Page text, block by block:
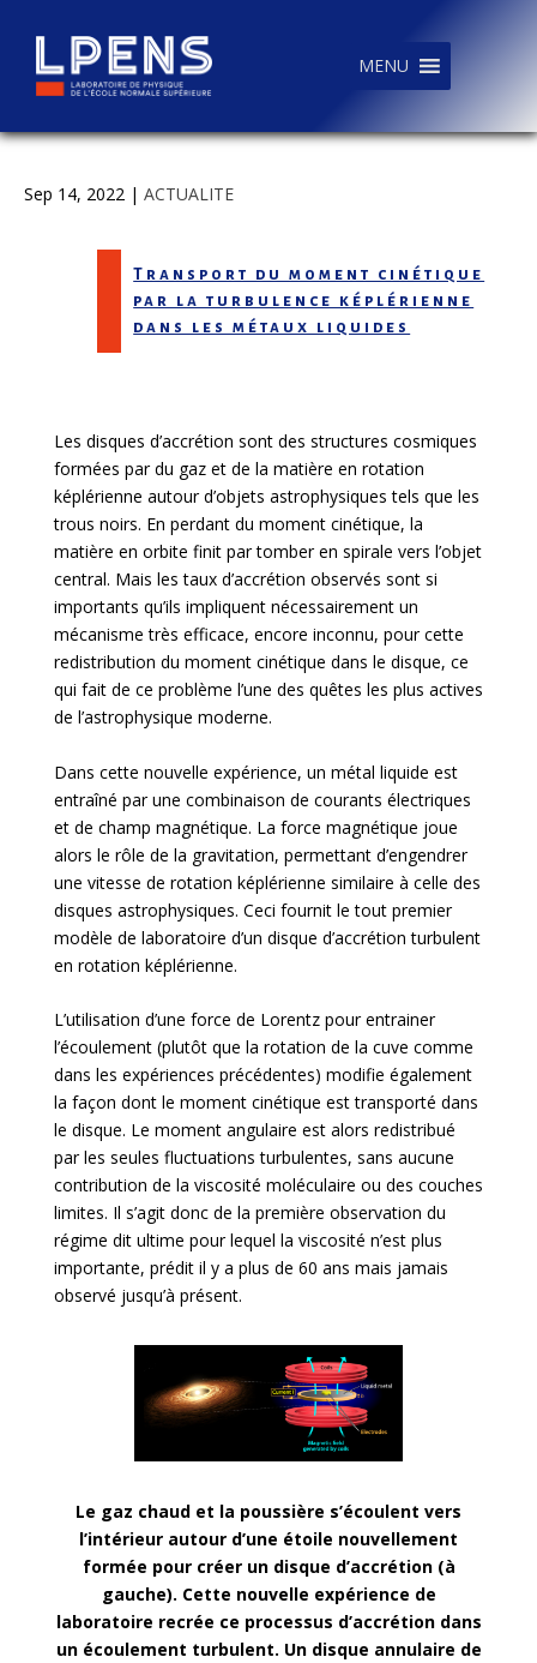
MENU
Sep 14, 2022 | ACTUALITE
Transport du moment cinétique
par la turbulence képlérienne
dans les métaux liquides
Les disques d’accrétion sont des structures cosmiques
formées par du gaz et de la matière en rotation
képlérienne autour d’objets astrophysiques tels que les
trous noirs. En perdant du moment cinétique, la
matière en orbite finit par tomber en spirale vers l’objet
central. Mais les taux d’accrétion observés sont si
importants qu’ils impliquent nécessairement un
mécanisme très efficace, encore inconnu, pour cette
redistribution du moment cinétique dans le disque, ce
qui fait de ce problème l’une des quêtes les plus actives
de l’astrophysique moderne.
Dans cette nouvelle expérience, un métal liquide est
entraîné par une combinaison de courants électriques
et de champ magnétique. La force magnétique joue
alors le rôle de la gravitation, permettant d’engendrer
une vitesse de rotation képlérienne similaire à celle des
disques astrophysiques. Ceci fournit le tout premier
modèle de laboratoire d’un disque d’accrétion turbulent
en rotation képlérienne.
L’utilisation d’une force de Lorentz pour entrainer
l’écoulement (plutôt que la rotation de la cuve comme
dans les expériences précédentes) modifie également
la façon dont le moment cinétique est transporté dans
le disque. Le moment angulaire est alors redistribué
par les seules fluctuations turbulentes, sans aucune
contribution de la viscosité moléculaire ou des couches
limites. Il s’agit donc de la première observation du
régime dit ultime pour lequel la viscosité n’est plus
importante, prédit il y a plus de 60 ans mais jamais
observé jusqu’à présent.
Le gaz chaud et la poussière s’écoulent vers
l’intérieur autour d’une étoile nouvellement
formée pour créer un disque d’accrétion (à
gauche). Cette nouvelle expérience de
laboratoire recrée ce processus d’accrétion dans
un écoulement turbulent. Un disque annulaire de